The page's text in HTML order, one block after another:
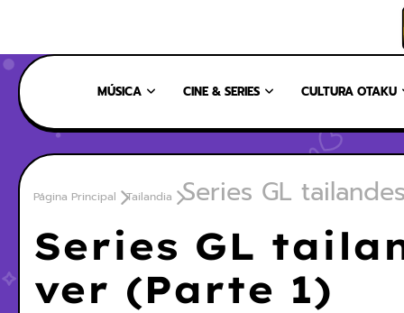
MÚSICA CINE & SERIES CULTURA OTAKU
Página Principal Tailandia Series GL
Series GL
ver (Parte 1)